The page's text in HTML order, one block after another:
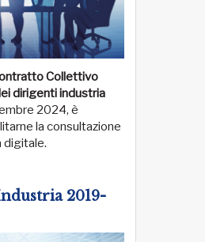
Collettivo
dirigenti industria
2024, è
la consultazione
digitale.
2019-